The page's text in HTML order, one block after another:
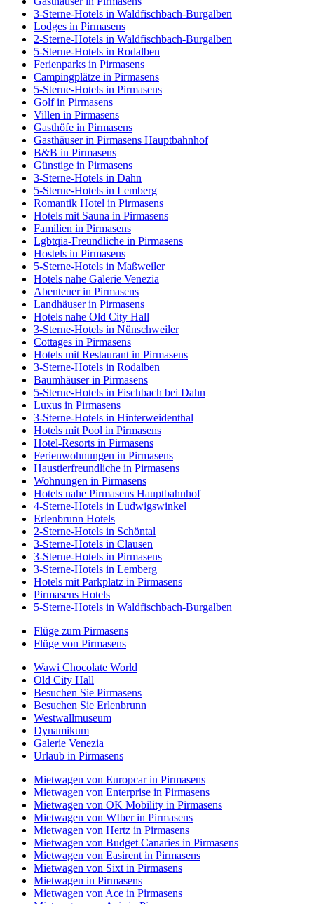
3-Sterne-Hotels in Waldfischbach-Burgalben
Lodges in Pirmasens
2-Sterne-Hotels in Waldfischbach-Burgalben
5-Sterne-Hotels in Rodalben
Ferienparks in Pirmasens
Campingplätze in Pirmasens
5-Sterne-Hotels in Pirmasens
Golf in Pirmasens
Villen in Pirmasens
Gasthöfe in Pirmasens
Gasthäuser in Pirmasens Hauptbahnhof
B&B in Pirmasens
Günstige in Pirmasens
3-Sterne-Hotels in Dahn
5-Sterne-Hotels in Lemberg
Romantik Hotel in Pirmasens
Hotels mit Sauna in Pirmasens
Familien in Pirmasens
Lgbtqia-Freundliche in Pirmasens
Hostels in Pirmasens
5-Sterne-Hotels in Maßweiler
Hotels nahe Galerie Venezia
Abenteuer in Pirmasens
Landhäuser in Pirmasens
Hotels nahe Old City Hall
3-Sterne-Hotels in Nünschweiler
Cottages in Pirmasens
Hotels mit Restaurant in Pirmasens
3-Sterne-Hotels in Rodalben
Baumhäuser in Pirmasens
5-Sterne-Hotels in Fischbach bei Dahn
Luxus in Pirmasens
3-Sterne-Hotels in Hinterweidenthal
Hotels mit Pool in Pirmasens
Hotel-Resorts in Pirmasens
Ferienwohnungen in Pirmasens
Haustierfreundliche in Pirmasens
Wohnungen in Pirmasens
Hotels nahe Pirmasens Hauptbahnhof
4-Sterne-Hotels in Ludwigswinkel
Erlenbrunn Hotels
2-Sterne-Hotels in Schöntal
3-Sterne-Hotels in Clausen
3-Sterne-Hotels in Pirmasens
3-Sterne-Hotels in Lemberg
Hotels mit Parkplatz in Pirmasens
Pirmasens Hotels
5-Sterne-Hotels in Waldfischbach-Burgalben
Flüge zum Pirmasens
Flüge von Pirmasens
Wawi Chocolate World
Old City Hall
Besuchen Sie Pirmasens
Besuchen Sie Erlenbrunn
Westwallmuseum
Dynamikum
Galerie Venezia
Urlaub in Pirmasens
Mietwagen von Europcar in Pirmasens
Mietwagen von Enterprise in Pirmasens
Mietwagen von OK Mobility in Pirmasens
Mietwagen von WIber in Pirmasens
Mietwagen von Hertz in Pirmasens
Mietwagen von Budget Canaries in Pirmasens
Mietwagen von Easirent in Pirmasens
Mietwagen von Sixt in Pirmasens
Mietwagen in Pirmasens
Mietwagen von Ace in Pirmasens